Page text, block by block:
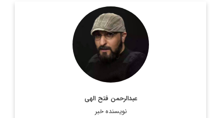
عبدالرحمن فتح الهی
نویسنده خبر
روزنامه نگار و کارشناس ارشد روزنامه نگاری سیاسی و عضو
تحریریه دیپلماسی ایرانی.
اطلاعات بیشتر